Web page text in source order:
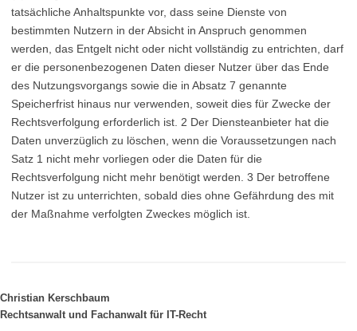
tatsächliche Anhaltspunkte vor, dass seine Dienste von
bestimmten Nutzern in der Absicht in Anspruch genommen
werden, das Entgelt nicht oder nicht vollständig zu entrichten, darf
er die personenbezogenen Daten dieser Nutzer über das Ende
des Nutzungsvorgangs sowie die in Absatz 7 genannte
Speicherfrist hinaus nur verwenden, soweit dies für Zwecke der
Rechtsverfolgung erforderlich ist. 2 Der Diensteanbieter hat die
Daten unverzüglich zu löschen, wenn die Voraussetzungen nach
Satz 1 nicht mehr vorliegen oder die Daten für die
Rechtsverfolgung nicht mehr benötigt werden. 3 Der betroffene
Nutzer ist zu unterrichten, sobald dies ohne Gefährdung des mit
der Maßnahme verfolgten Zweckes möglich ist.
Christian Kerschbaum
Rechtsanwalt und Fachanwalt für IT-Recht